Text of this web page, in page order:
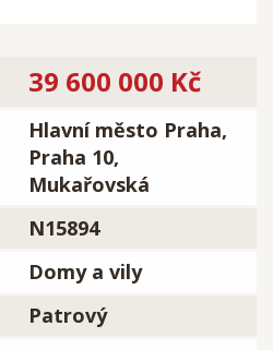
39 600 000 Kč
Hlavní město Praha,
Praha 10,
Mukařovská
N15894
Domy a vily
Patrový